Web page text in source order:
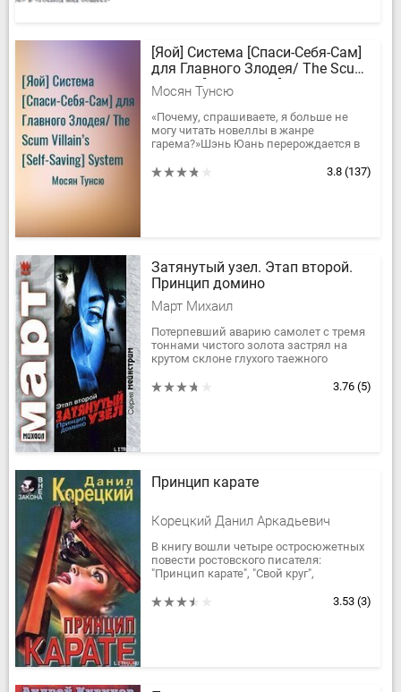
[Яой] Система [Спаси-Себя-Сам]
для Главного Злодея/ The Scum
Villain’s [Self-Saving] System
Мосян Тунсю
«Почему, спрашиваете, я больше не
могу читать новеллы в жанре
гарема?»Шэнь Юань перерождается в
мерзавца Шэнь Цин Цю, которому...
3.8 (137)
Затянутый узел. Этап второй.
Принцип домино
Март Михаил
Потерпевший аварию самолет с тремя
тоннами чистого золота застрял на
крутом склоне глухого таежного
На поиски бесценного груза...
3.76 (5)
Принцип карате
Корецкий Данил Аркадьевич
В книгу вошли четыре остросюжетных
повести ростовского писателя:
"Принцип карате", "Свой круг",
строит их, несколько отходя от...
3.53 (3)